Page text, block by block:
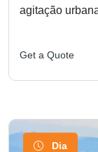
agitação
Get a Quote
Dia